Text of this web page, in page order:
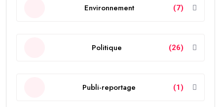
Environnement (7)
Politique (26)
Publi-reportage (1)